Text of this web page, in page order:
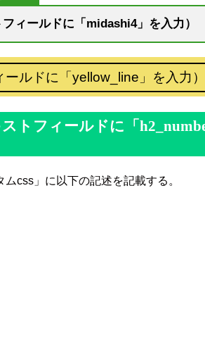
ィールドに「midashi4」を入力）
ルドに「yellow_line」を入力）
トフィールドに「
css」に以下の記述を記載する。